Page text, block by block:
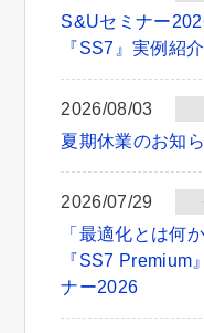
S&Uセミナー
『SS7』実例紹介
2026/08/03
夏期休業のお知
2026/07/29
「最適化とは何
『SS7 Premium
ナー2026